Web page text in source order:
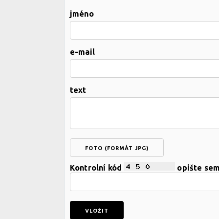
jméno
e-mail
text
FOTO (FORMÁT JPG)
Kontrolní kód opište